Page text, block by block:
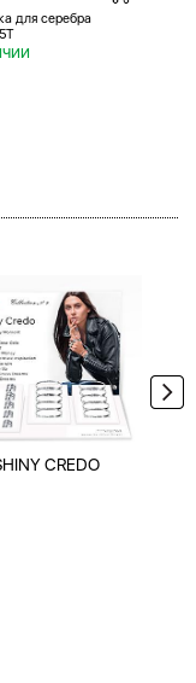
для серебра
CREDO